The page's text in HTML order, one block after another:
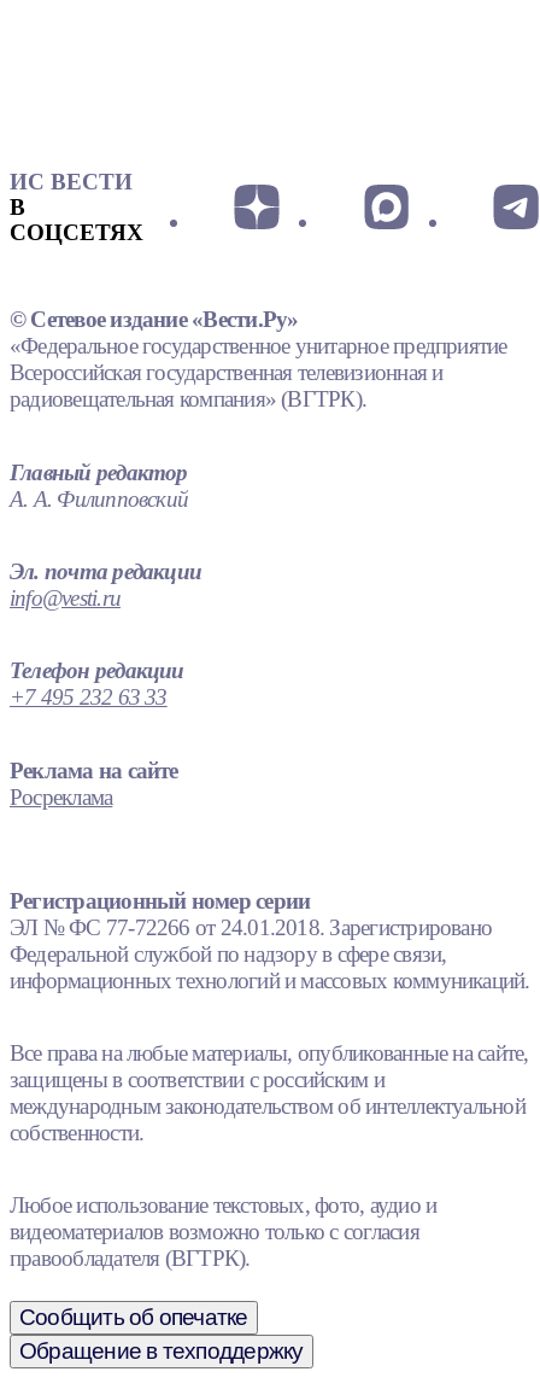
ИС ВЕСТИ
В
СОЦСЕТЯХ
© Сетевое издание «Вести.Ру»
«Федеральное государственное унитарное предприятие
Всероссийская государственная телевизионная и
радиовещательная компания» (ВГТРК).
Главный редактор
А. А. Филипповский
Эл. почта редакции
info@vesti.ru
Телефон редакции
+7 495 232 63 33
Реклама на сайте
Росреклама
Регистрационный номер серии
ЭЛ № ФС 77-72266 от 24.01.2018. Зарегистрировано
Федеральной службой по надзору в сфере связи,
информационных технологий и массовых коммуникаций.
Все права на любые материалы, опубликованные на сайте,
защищены в соответствии с российским и
международным законодательством об интеллектуальной
собственности.
Любое использование текстовых, фото, аудио и
видеоматериалов возможно только с согласия
правообладателя (ВГТРК).
Сообщить об опечатке
Обращение в техподдержку